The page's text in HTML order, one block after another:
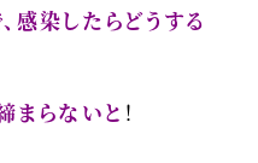
感染したらどうする
まらないと ！